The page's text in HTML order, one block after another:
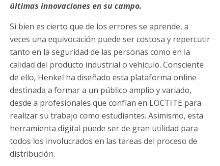
últimas innovaciones en su campo.
Si bien es cierto que de los errores se aprende, a
veces una equivocación puede ser costosa y repercutir
tanto en la seguridad de las personas como en la
calidad del producto industrial o vehículo. Consciente
de ello, Henkel ha diseñado esta plataforma online
destinada a formar a un público amplio y variado,
desde a profesionales que confían en LOCTITE para
realizar su trabajo como estudiantes. Asimismo, esta
herramienta digital puede ser de gran utilidad para
todos los involucrados en las tareas del proceso de
distribución.